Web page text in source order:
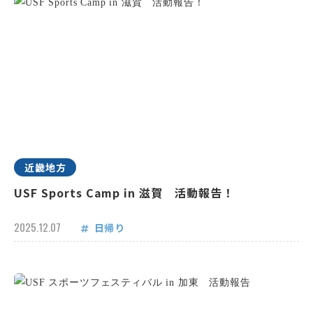
近畿地方
USF Sports Camp in 滋賀 活動報告！
2025.12.07 日帰り